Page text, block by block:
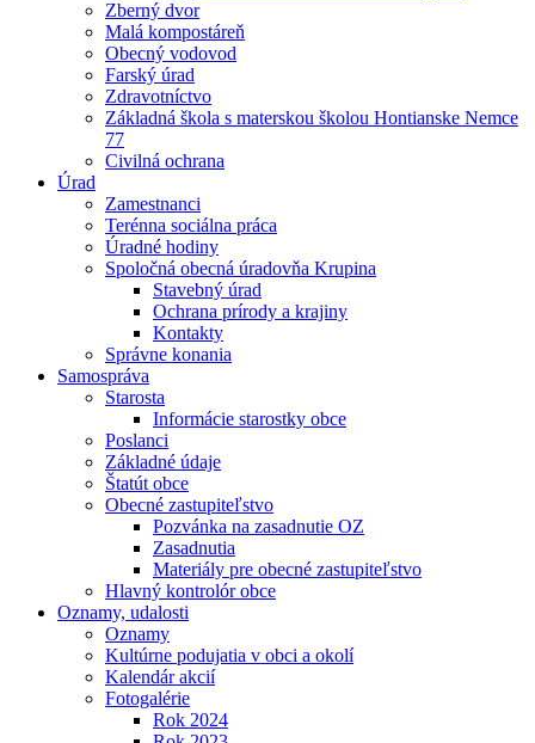
Zberný dvor
Malá kompostáreň
Obecný vodovod
Farský úrad
Zdravotníctvo
Základná škola s materskou školou Hontianske Nemce
77
Civilná ochrana
Úrad
Zamestnanci
Terénna sociálna práca
Úradné hodiny
Spoločná obecná úradovňa Krupina
Stavebný úrad
Ochrana prírody a krajiny
Kontakty
Správne konania
Samospráva
Starosta
Informácie starostky obce
Poslanci
Základné údaje
Štatút obce
Obecné zastupiteľstvo
Pozvánka na zasadnutie OZ
Zasadnutia
Materiály pre obecné zastupiteľstvo
Hlavný kontrolór obce
Oznamy, udalosti
Oznamy
Kultúrne podujatia v obci a okolí
Kalendár akcií
Fotogalérie
Rok 2024